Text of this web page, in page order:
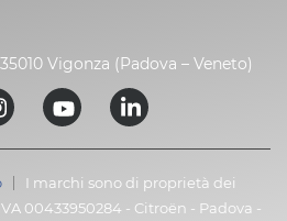
Vigonza (Padova – Veneto)
I marchi sono di proprietà dei
00433950284 - Citroën - Padova -